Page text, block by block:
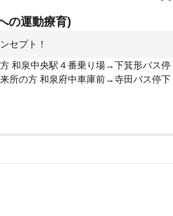
の運動療育)
セプト！
和泉中央駅４番乗り場→下箕形バス停
所の方 和泉府中車庫前→寺田バス停下